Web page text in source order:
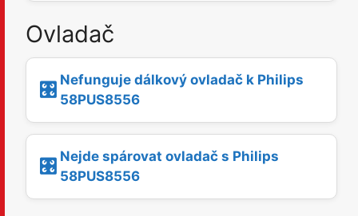
Ovladač
🎛️ Nefunguje dálkový ovladač k Philips
58PUS8556
🎛️ Nejde spárovat ovladač s Philips
58PUS8556